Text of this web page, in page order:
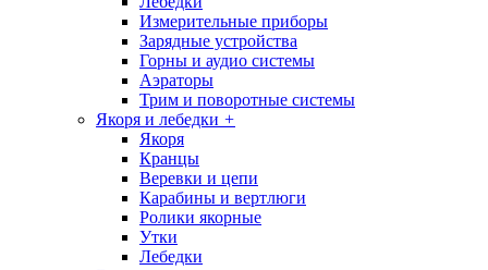
Измерительные приборы
Зарядные устройства
Горны и аудио системы
Аэраторы
Трим и поворотные системы
Якоря и лебедки +
Якоря
Кранцы
Веревки и цепи
Карабины и вертлюги
Ролики якорные
Утки
Лебедки